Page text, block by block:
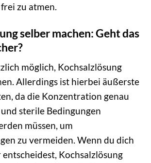
zu atmen.
selber machen: Geht das
möglich, Kochsalzlösung
Allerdings ist hierbei äußerste
da die Konzentration genau
sterile Bedingungen
müssen, um
zu vermeiden. Wenn du dich
Kochsalzlösung